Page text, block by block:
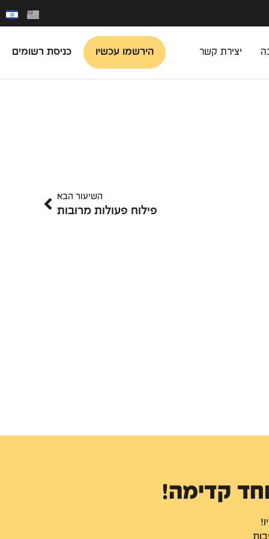
יצירת קשר הירשמו עכשיו כניסת רשומים
השיעור הבא
פילוח פעולות מרובות
קדימה!